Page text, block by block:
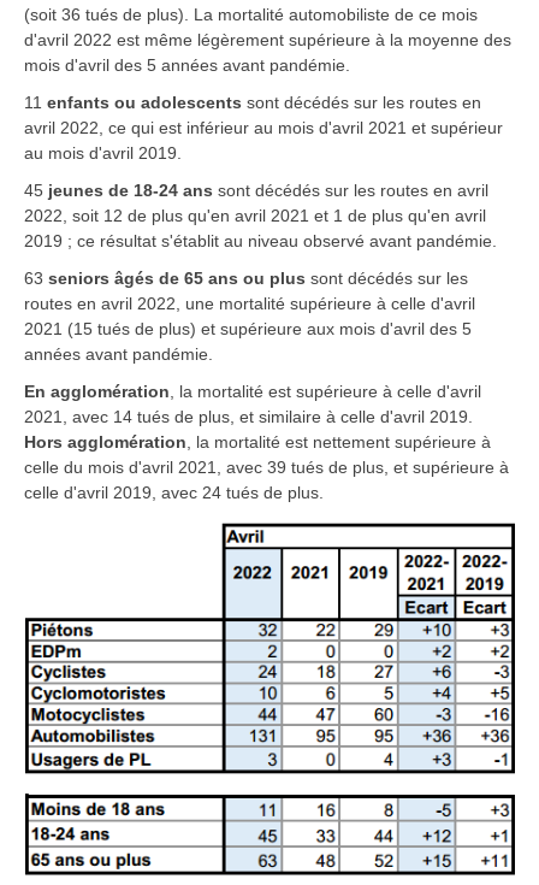
(soit 36 tués de plus). La mortalité automobiliste de ce mois
d'avril 2022 est même légèrement supérieure à la moyenne des
mois d'avril des 5 années avant pandémie.
11 enfants ou adolescents sont décédés sur les routes en
avril 2022, ce qui est inférieur au mois d'avril 2021 et supérieur
au mois d'avril 2019.
45 jeunes de 18-24 ans sont décédés sur les routes en avril
2022, soit 12 de plus qu'en avril 2021 et 1 de plus qu'en avril
2019 ; ce résultat s'établit au niveau observé avant pandémie.
63 seniors âgés de 65 ans ou plus sont décédés sur les
routes en avril 2022, une mortalité supérieure à celle d'avril
2021 (15 tués de plus) et supérieure aux mois d'avril des 5
années avant pandémie.
En agglomération , la mortalité est supérieure à celle d'avril
2021, avec 14 tués de plus, et similaire à celle d'avril 2019.
Hors agglomération , la mortalité est nettement supérieure à
celle du mois d'avril 2021, avec 39 tués de plus, et supérieure à
celle d'avril 2019, avec 24 tués de plus.